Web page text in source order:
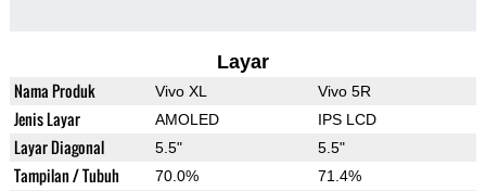
Layar
Nama Produk Vivo XL Vivo 5R
Jenis Layar AMOLED IPS LCD
Layar Diagonal 5.5" 5.5"
Tampilan / Tubuh 70.0% 71.4%